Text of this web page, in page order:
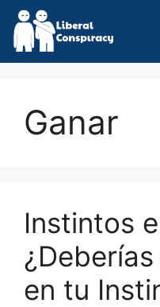
Skip
content
Ganar
Instintos
en tu